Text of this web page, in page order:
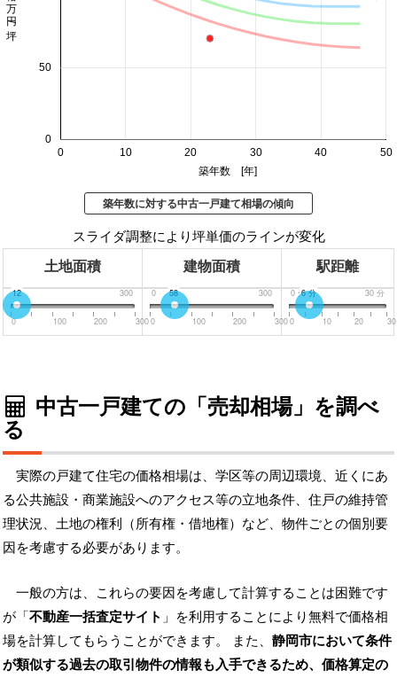
0 10 20 30 40 50
0
50
築年数 [年]
築年数に対する中古一戸建て相場の傾向
スライダ調整により坪単価のラインが変化
土地面積 建物面積 駅距離
0 300
12
0 100 200 300
0 300
58
0 100 200 300
0 分 30 分
6分
0 10 20 30
中古一戸建ての「売却相場」を調べ
る
実際の戸建て住宅の価格相場は、学区等の周辺環境、近くにあ
る公共施設・商業施設へのアクセス等の立地条件、住戸の維持管
理状況、土地の権利（所有権・借地権）など、物件ごとの個別要
因を考慮する必要があります。
一般の方は、これらの要因を考慮して計算することは困難です
が「不動産一括査定サイト 」を利用することにより無料で価格相
場を計算してもらうことができます。 また、 静岡市において条件
が類似する過去の取引物件の情報も入手できるため、価格算定の